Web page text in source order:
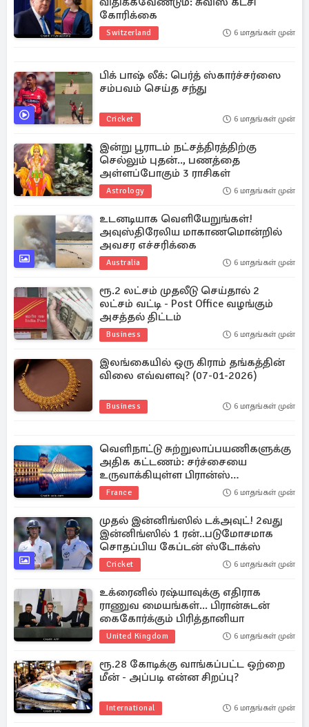
கோரிக்கை
Switzerland 6 மாதங்கள் முன்
பிக் பாஷ் லீக்: பெர்த் ஸ்கார்ச்சர்ஸை
சம்பவம் செய்த சந்து
Cricket 6 மாதங்கள் முன்
இன்று பூராடம் நட்சத்திரத்திற்கு
செல்லும் புதன்.., பணத்தை
அள்ளப்போகும் 3 ராசிகள்
Astrology 6 மாதங்கள் முன்
உடனடியாக வெளியேறுங்கள்!
அவுஸ்திரேலிய மாகாணமொன்றில்
அவசர எச்சரிக்கை
Australia 6 மாதங்கள் முன்
ரூ.2 லட்சம் முதலீடு செய்தால் 2
லட்சம் வட்டி - Post Office வழங்கும்
அசத்தல் திட்டம்
Business 6 மாதங்கள் முன்
இலங்கையில் ஒரு கிராம் தங்கத்தின்
விலை எவ்வளவு? (07-01-2026)
Business 6 மாதங்கள் முன்
வெளிநாட்டு சுற்றுலாப்பயணிகளுக்கு
அதிக கட்டணம்: சர்ச்சையை
உருவாக்கியுள்ள பிரான்ஸ்
அருங்காட்சியகம்
France 6 மாதங்கள் முன்
முதல் இன்னிங்ஸில் டக்அவுட்! 2வது
இன்னிங்ஸில் 1 ரன்..படுமோசமாக
சொதப்பிய கேப்டன் ஸ்டோக்ஸ்
Cricket 6 மாதங்கள் முன்
உக்ரைனில் ரஷ்யாவுக்கு எதிராக
ராணுவ மையங்கள்... பிரான்சுடன்
கைகோர்க்கும் பிரித்தானியா
United Kingdom 6 மாதங்கள் முன்
ரூ.28 கோடிக்கு வாங்கப்பட்ட ஒற்றை
மீன் - அப்படி என்ன சிறப்பு?
International 6 மாதங்கள் முன்